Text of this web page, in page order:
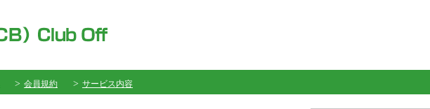
会員規約 サービス内容